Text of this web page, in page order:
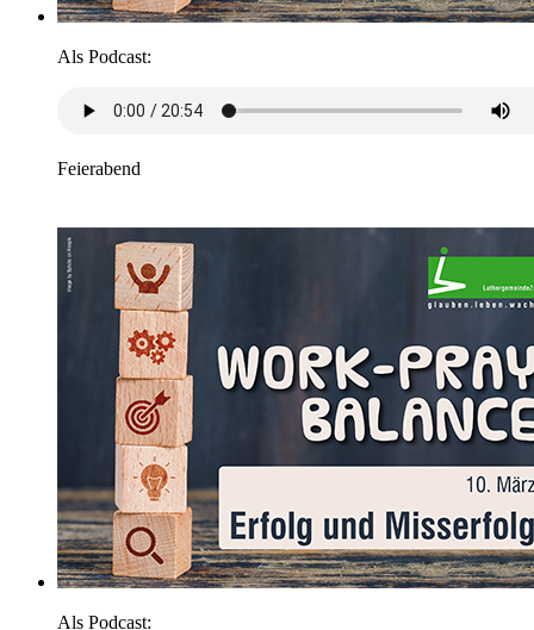
Als Podcast:
Feierabend
Als Podcast: